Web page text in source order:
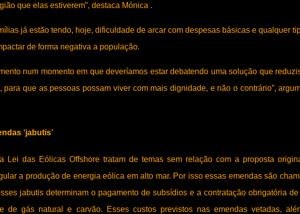
que elas estiverem”, destaca Mónica .
já estão tendo, hoje, dificuldade de arcar com despesas básicas e qualquer
de forma negativa a população.
num momento em que deveríamos estar debatendo uma solução que
para que as pessoas possam viver com mais dignidade, e não o contrário”,
‘jabutis’
Lei das Eólicas Offshore tratam de temas sem relação com a proposta
a produção de energia eólica em alto mar. Por isso essas emendas são
jabutis determinam o pagamento de subsídios e a contratação obrigatória
de gás natural e carvão. Esses custos previstos nas emendas vetadas,